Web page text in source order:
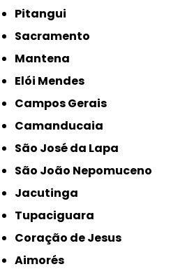
Pitangui
Sacramento
Mantena
Elói Mendes
Campos Gerais
Camanducaia
São José da Lapa
São João Nepomuceno
Jacutinga
Tupaciguara
Coração de Jesus
Aimorés